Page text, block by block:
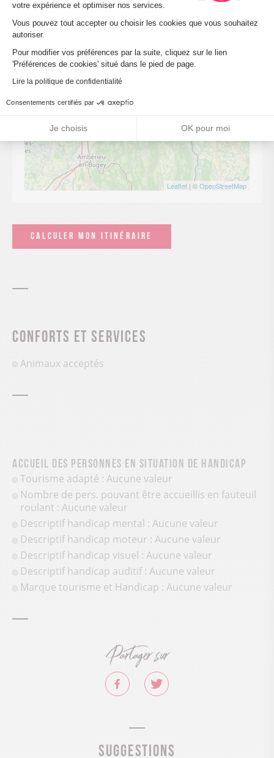
Leaflet | ©OpenStreetMap
CALCULER MON ITINÉRAIRE
Conforts et services
Animaux acceptés
Accueil des personnes en situation de handicap
Tourisme adapté : Aucune valeur
Nombre de pers. pouvant être accueillis en fauteuil
roulant : Aucune valeur
Descriptif handicap mental : Aucune valeur
Descriptif handicap moteur : Aucune valeur
Descriptif handicap visuel : Aucune valeur
Descriptif handicap auditif : Aucune valeur
Marque tourisme et Handicap : Aucune valeur
Partager sur
Suggestions
votre expérience et optimiser nos services.
Vous pouvez tout accepter ou choisir les cookies que vous souhaitez
autoriser.
Pour modifier vos préférences par la suite, cliquez sur le lien
'Préférences de cookies' situé dans le pied de page.
Lire la politique de confidentialité
Consentements certifiés par
Je choisis OK pour moi